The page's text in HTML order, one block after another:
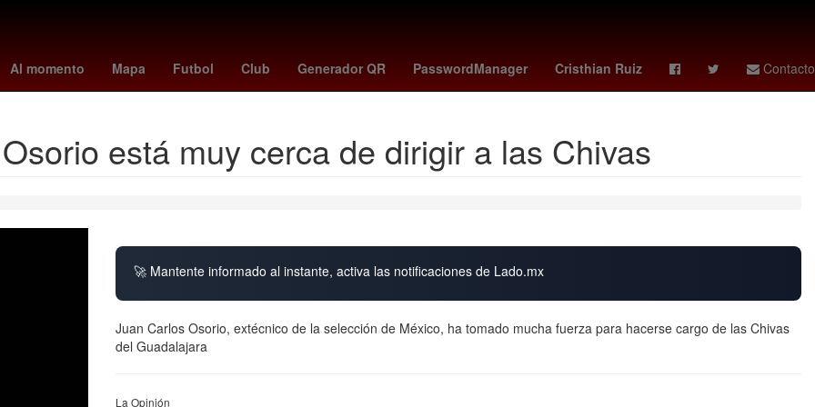
Al momento Mapa Futbol Club Generador QR PasswordManager Cristhian Ruiz Contacto
magomedov Antoine Griezmann política toy story 5 tiene escena post creditos miami vs san luis Venezolanos Cohete
está muy cerca de dirigir a las Chivas
🚀 Mantente informado al instante, activa las notificaciones de Lado.mx
Juan Carlos Osorio, extécnico de la selección de México, ha tomado mucha fuerza para hacerse cargo de las Chivas
del Guadalajara
La Opinión